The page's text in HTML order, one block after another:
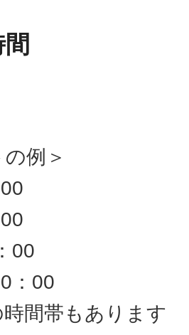
例＞
00
：00
間帯もあります